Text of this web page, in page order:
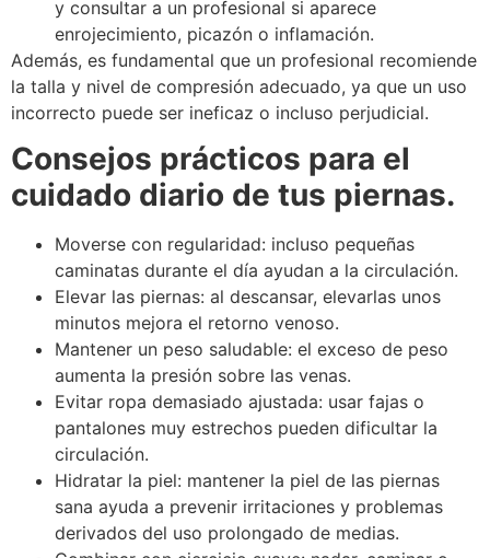
y consultar a un profesional si aparece
enrojecimiento, picazón o inflamación.
Además, es fundamental que un profesional recomiende
la talla y nivel de compresión adecuado, ya que un uso
incorrecto puede ser ineficaz o incluso perjudicial.
Consejos prácticos para el
cuidado diario de tus piernas.
Moverse con regularidad: incluso pequeñas
caminatas durante el día ayudan a la circulación.
Elevar las piernas: al descansar, elevarlas unos
minutos mejora el retorno venoso.
Mantener un peso saludable: el exceso de peso
aumenta la presión sobre las venas.
Evitar ropa demasiado ajustada: usar fajas o
pantalones muy estrechos pueden dificultar la
circulación.
Hidratar la piel: mantener la piel de las piernas
sana ayuda a prevenir irritaciones y problemas
derivados del uso prolongado de medias.